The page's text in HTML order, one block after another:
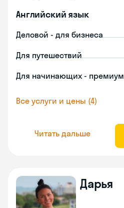
Английский язык
Деловой - для бизнеса
Для путешествий
Для начинающих - премиум
Все услуги и цены (4)
Читать дальше
Дарья